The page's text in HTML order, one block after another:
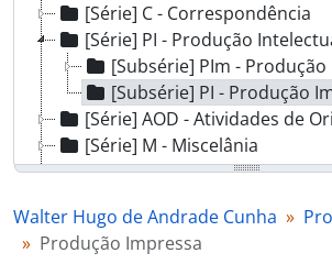
[Série] C - Correspondência
[Série] PI - Produção
[Subsérie] PIm - Produção
[Subsérie] PI - Produção
[Série] AOD - Atividades de
[Série] M - Miscelânia
[Série] F - Fotografia
[] EPE - Encontro Paulista de
[] LPC - Laboratório de
Walter Hugo de Andrade Cunha
Produção Impressa